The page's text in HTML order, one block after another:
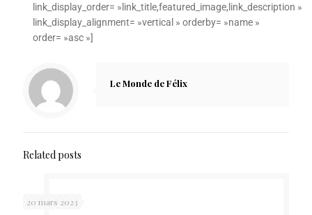
link_display_order= »link_title,featured_image,link_description »
link_display_alignment= »vertical » orderby= »name »
order= »asc »]
Le Monde de Félix
Related posts
20 mars 2023